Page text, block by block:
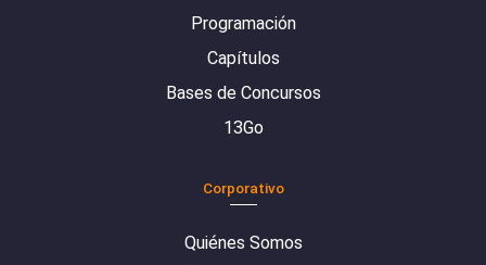
Programación
Capítulos
Bases de Concursos
13Go
Corporativo
Quiénes Somos